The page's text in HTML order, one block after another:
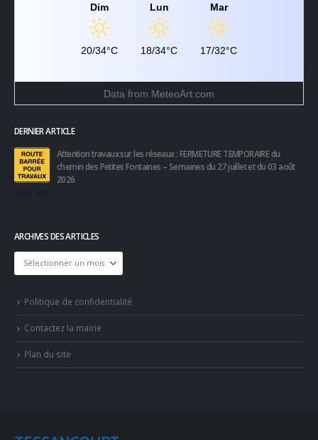
Dim
20/34°C
Lun
18/34°C
Mar
17/32°C
Data from MeteoArt.com
DERNIER ARTICLE
Attention travaux sur les réseaux : FERMETURE TEMPORAIRE du
chemin des Petites Fontaines – Semaines du 27 juillet et du 03 août
2026
ARCHIVES DES ARTICLES
Archives
des
Politique de confidentialité
Contactez la mairie
Plan du site